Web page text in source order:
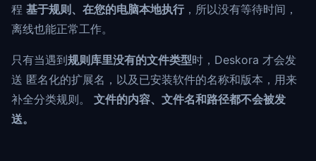
程 基于规则、在您的电脑本地执行，所以没有等待时间，
离线也能正常工作。
只有当遇到规则库里没有的文件类型时，Deskora 才会发
送 匿名化的扩展名，以及已安装软件的名称和版本，用来
补全分类规则。 文件的内容、文件名和路径都不会被发
送。